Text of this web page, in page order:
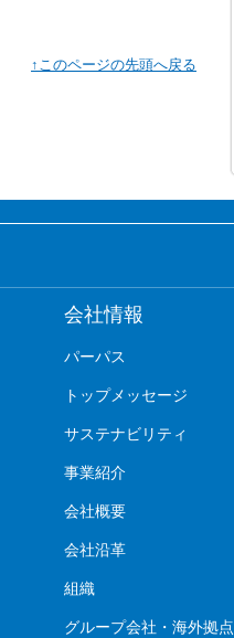
↑このページの先頭へ戻る
会社情報
パーパス
トップメッセージ
サステナビリティ
事業紹介
会社概要
会社沿革
組織
グループ会社・海外拠点